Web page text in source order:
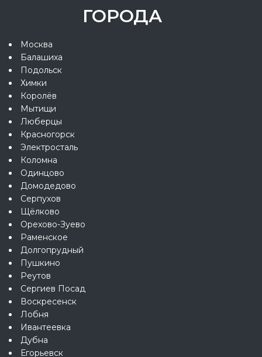
ГОРОДА
Москва
Балашиха
Подольск
Химки
Королёв
Мытищи
Люберцы
Красногорск
Электросталь
Коломна
Одинцово
Домодедово
Серпухов
Щёлково
Орехово-Зуево
Раменское
Долгопрудный
Пушкино
Реутов
Сергиев Посад
Воскресенск
Лобня
Ивантеевка
Дубна
Егорьевск